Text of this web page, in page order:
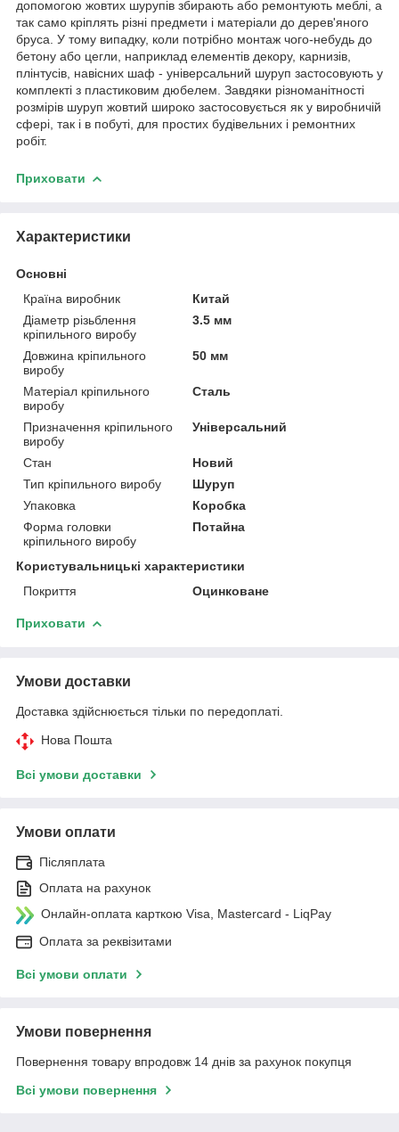
допомогою жовтих шурупів збирають або ремонтують меблі, а
так само кріплять різні предмети і матеріали до дерев'яного
бруса. У тому випадку, коли потрібно монтаж чого-небудь до
бетону або цегли, наприклад елементів декору, карнизів,
плінтусів, навісних шаф - універсальний шуруп застосовують у
комплекті з пластиковим дюбелем. Завдяки різноманітності
розмірів шуруп жовтий широко застосовується як у виробничій
сфері, так і в побуті, для простих будівельних і ремонтних
робіт.
Приховати
Характеристики
Основні
Країна виробник
Китай
Діаметр різьблення
кріпильного виробу
3.5 мм
Довжина кріпильного
виробу
50 мм
Матеріал кріпильного
виробу
Сталь
Призначення кріпильного
виробу
Універсальний
Стан
Новий
Тип кріпильного виробу
Шуруп
Упаковка
Коробка
Форма головки
кріпильного виробу
Потайна
Користувальницькі характеристики
Покриття
Оцинковане
Приховати
Умови доставки
Доставка здійснюється тільки по передоплаті.
Нова Пошта
Всі умови доставки
Умови оплати
Післяплата
Оплата на рахунок
Онлайн-оплата карткою Visa, Mastercard - LiqPay
Оплата за реквізитами
Всі умови оплати
Умови повернення
Повернення товару впродовж 14 днів за рахунок покупця
Всі умови повернення